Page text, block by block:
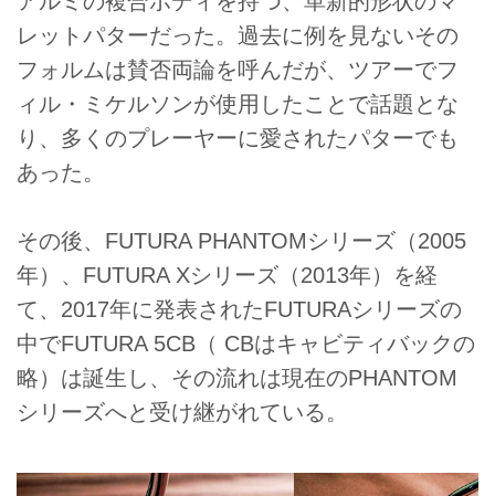
レットパターだった。過去に例を見ないその
フォルムは賛否両論を呼んだが、ツアーでフ
ィル・ミケルソンが使用したことで話題とな
り、多くのプレーヤーに愛されたパターでも
あった。
その後、FUTURA PHANTOMシリーズ（2005
年）、FUTURA Xシリーズ（2013年）を経
て、2017年に発表されたFUTURAシリーズの
中でFUTURA 5CB（ CBはキャビティバックの
略）は誕生し、その流れは現在のPHANTOM
シリーズへと受け継がれている。